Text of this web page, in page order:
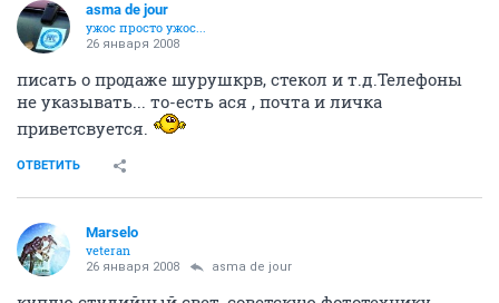
asma de jour
ужос просто ужос...
26 января 2008
писать о продаже шурушкрв, стекол и т.д.Телефоны
не указывать... то-есть ася , почта и личка
приветсвуется.
ОТВЕТИТЬ
Marselo
veteran
26 января 2008 asma de jour